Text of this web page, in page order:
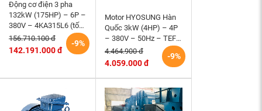
Động cơ điện 3 pha
132kW (175HP) – 6P –
380V – 4KA315L6 (tốc
độ 990 ~1000RPM)
HEM VIHEM (Việt
Hung) điện cơ Hà Nội
-9%
156.710.100 đ
142.191.000 đ
Motor HYOSUNG Hàn
Quốc 3kW (4HP) – 4P
– 380V – 50Hz – TEFC
– 100L – B3 (tốc độ
1500 r/min)
-9%
4.464.900 đ
4.059.000 đ